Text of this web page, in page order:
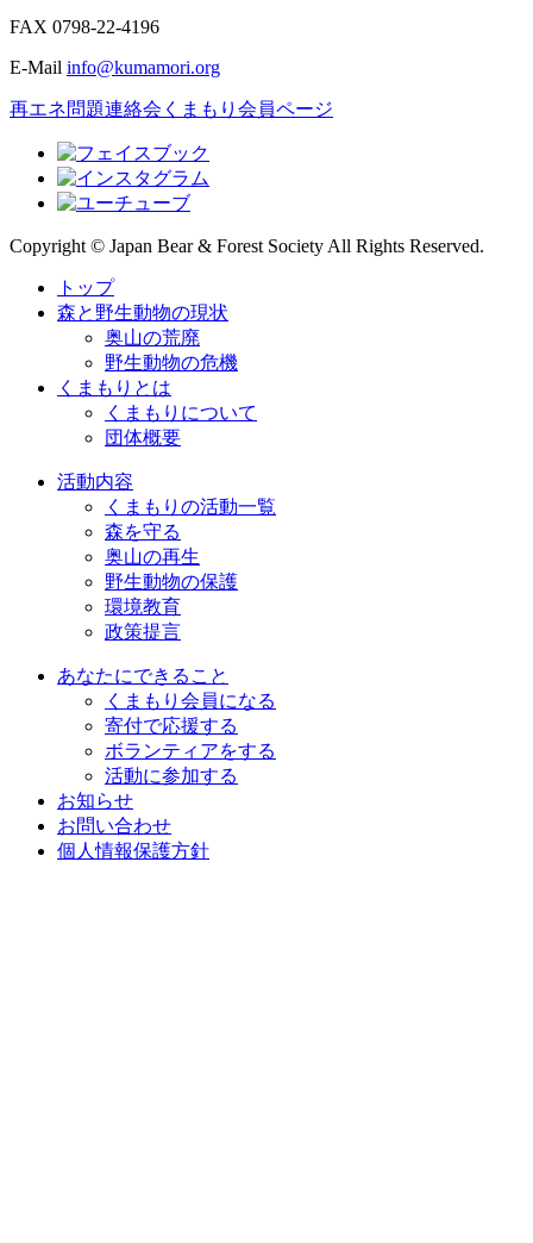
FAX 0798-22-4196
E-Mail info@kumamori.org
再エネ問題連絡会 くまもり会員ページ
Copyright © Japan Bear & Forest Society All Rights Reserved.
トップ
森と野生動物の現状
奥山の荒廃
野生動物の危機
くまもりとは
くまもりについて
団体概要
活動内容
くまもりの活動一覧
森を守る
奥山の再生
野生動物の保護
環境教育
政策提言
あなたにできること
くまもり会員になる
寄付で応援する
ボランティアをする
活動に参加する
お知らせ
お問い合わせ
個人情報保護方針